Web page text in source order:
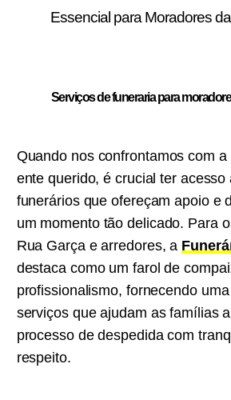
Essencial para Moradores
Serviços de funeraria para
Quando nos confrontamos com
ente querido, é crucial ter acesso
funerários que ofereçam apoio e
um momento tão delicado. Para
Rua Garça e arredores, a
destaca como um farol de
profissionalismo, fornecendo
serviços que ajudam as famílias
processo de despedida com
respeito.